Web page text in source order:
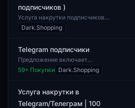
подписчиков )
Услуга накрутки подписчиков в
социальных сетях
предназначена для
увеличить свою аудиторию в
месс...
Dark.Shopping
Telegram подписчики
Предложение включает
подписчиков для Telegram.
Данный товар позволяет
каналах или группах,...
59+ Покупки Dark.Shopping
Услуга накрутки в
Telegram/Телеграм | 100